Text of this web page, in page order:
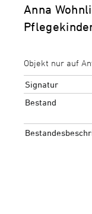
Anna
Objekt nur auf
Signatur
Bestand